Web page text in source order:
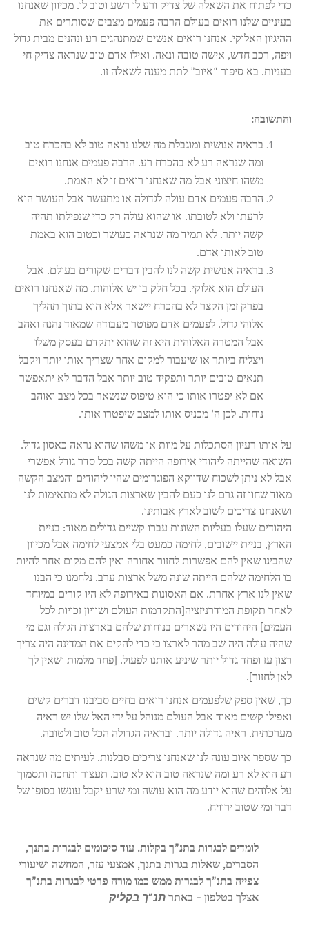
כדי לפתוח את השאלה של צדיק ורע לו רשע וטוב לו. מכיוון שאנחנו
בעיניים שלנו רואים בעולם הרבה פעמים מצבים שסותרים את
ההיגיון האלוקי. אנחנו רואים אנשים שמתנהגים רע ונהנים מבית גדול
ויפה, רכב חדש, אישה טובה ונאה. ואילו אדם טוב שנראה צדיק חי
בעניות. בא סיפור “איוב” לתת מענה לשאלה זו.
והתשובה:
בראיה אנושית ומוגבלת מה שלנו נראה טוב לא בהכרח טוב
ומה שנראה רע לא בהכרח רע. הרבה פעמים אנחנו רואים
משהו חיצוני אבל מה שאנחנו רואים זו לא האמת.
הרבה פעמים אדם עולה לגדולה או מתעשר אבל העושר הוא
לרעתו ולא לטובתו. או שהוא עולה רק כדי שנפילתו תהיה
קשה יותר. לא תמיד מה שנראה כעושר וכטוב הוא באמת
טוב לאותו אדם.
בראיה אנושית קשה לנו להבין דברים שקורים בעולם. אבל
העולם הוא אלוקי. בכל חלק בו יש אלוהות. מה שאנחנו רואים
בפרק זמן הקצר לא בהכרח יישאר אלא הוא בתוך תהליך
אלוהי גדול. לפעמים אדם מפוטר מעבודה שמאוד נהנה ואהב
אבל המטרה האלוהית היא זה שהוא יתקדם בעסק משלו
ויצליח ביותר או שיעבור למקום אחר שצריך אותו יותר ויקבל
תנאים טובים יותר ותפקיד טוב יותר אבל הדבר לא יתאפשר
אם לא יפטרו אותו כי הוא טיפוס שנשאר בכל מצב ואוהב
נוחות. לכן ה’ מכניס אותו למצב שיפטרו אותו.
על אותו רעיון הסתכלות על מוות או משהו שהוא נראה כאסון גדול.
השואה שהייתה ליהודי אירופה הייתה קשה בכל סדר גודל אפשרי
אבל לא ניתן לשכוח שדווקא הפוגרומים שהיו ליהודים והמצב הקשה
מאוד שחוו זה גרם לנו כעם להבין שארצות הגולה לא מתאימות לנו
ושאנחנו צריכים לשוב לארץ אבותינו.
היהודים שעלו בעליות השונות עברו קשיים גדולים מאוד: בניית
הארץ, בניית יישובים, לחימה כמעט בלי אמצעי לחימה אבל מכיוון
שהבינו שאין להם אפשרות לחזור אחורה ואין להם מקום אחר להיות
בו הלחימה שלהם הייתה שונה משל ארצות ערב. נלחמנו כי הבנו
שאין לנו ארץ אחרת. אם האסונות באירופה לא היו קורים במיוחד
לאחר תקופת המודרניזציה[התקדמות העולם ושוויון זכויות לכל
העמים] היהודים היו נשארים בנוחות שלהם בארצות הגולה וגם מי
שהיה עולה היה שב מהר לארצו כי כדי להקים את המדינה היה צריך
רצון עז ופחד גדול יותר שיניע אותנו לפעול. [פחד מלמות ושאין לך
לאן לחזור].
כך, שאין ספק שלפעמים אנחנו רואים בחיים סביבנו דברים קשים
ואפילו קשים מאוד אבל העולם מנוהל על ידי האל שלו יש ראיה
מערכתית. ראיה גדולה יותר. ובראיה הגדולה הכל טוב ולטובה.
כך שספר איוב עונה לנו שאנחנו צריכים סבלנות. לעיתים מה שנראה
רע הוא לא רע ומה שנראה טוב הוא לא טוב. תעצור ותחכה ותסמוך
על אלוהים שהוא יודע מה הוא עושה ומי שרע יקבל עונשו בסופו של
דבר ומי שטוב ירוויח.
לומדים לבגרות בתנ”ך בקלות. עוד סיכומים לבגרות בתנך,
הסברים, שאלות בגרות בתנך, אמצעי עזר, המחשה ושיעורי
צפייה בתנ”ך לבגרות ממש כמו מורה פרטי לבגרות בתנ”ך
אצלך בטלפון – באתר תנ”ך בקליק